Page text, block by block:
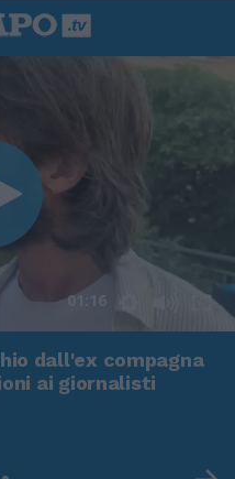
01:16
dall'ex compagna
ai giornalisti